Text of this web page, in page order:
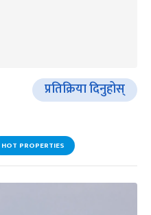
प्रतिक्रिया दिनुहोस्
HOT PROPERTIES